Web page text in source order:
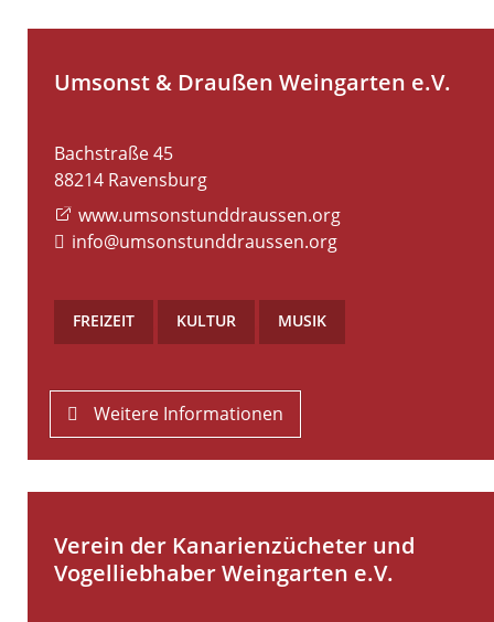
Umsonst & Draußen Weingarten e.V.
Bachstraße 45
88214 Ravensburg
www.umsonstunddraussen.org
info@umsonstunddraussen.org
FREIZEIT KULTUR MUSIK
Weitere Informationen
Verein der Kanarienzücheter und
Vogelliebhaber Weingarten e.V.